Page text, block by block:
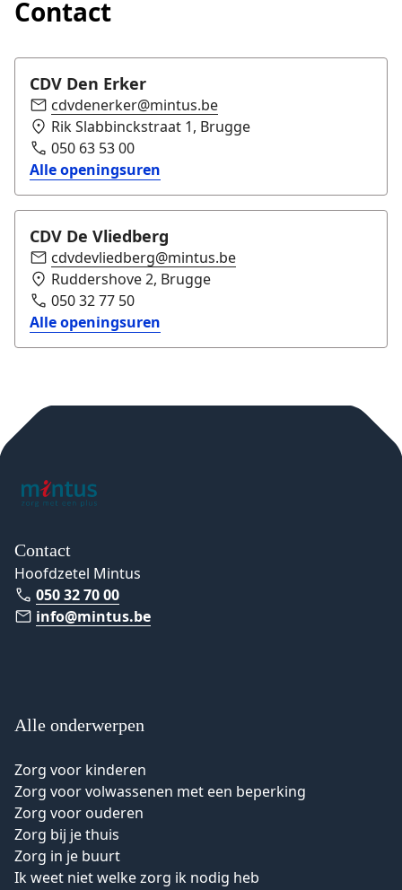
Contact
CDV Den Erker
cdvdenerker@mintus.be
Rik Slabbinckstraat 1, Brugge
050 63 53 00
Alle openingsuren
CDV De Vliedberg
cdvdevliedberg@mintus.be
Ruddershove 2, Brugge
050 32 77 50
Alle openingsuren
Contact
Hoofdzetel Mintus
050 32 70 00
info@mintus.be
Alle onderwerpen
Zorg voor kinderen
Zorg voor volwassenen met een beperking
Zorg voor ouderen
Zorg bij je thuis
Zorg in je buurt
Ik weet niet welke zorg ik nodig heb